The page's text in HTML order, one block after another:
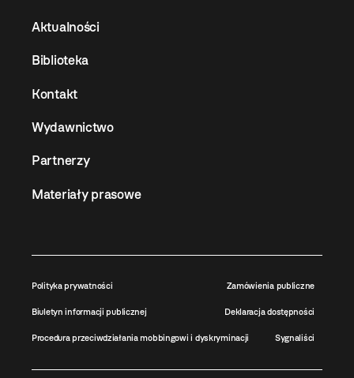
Aktualności
Biblioteka
Kontakt
Wydawnictwo
Partnerzy
Materiały prasowe
Polityka prywatności Zamówienia publiczne
Biuletyn informacji publicznej Deklaracja dostępności
Procedura przeciwdziałania mobbingowi i dyskryminacji Sygnaliści